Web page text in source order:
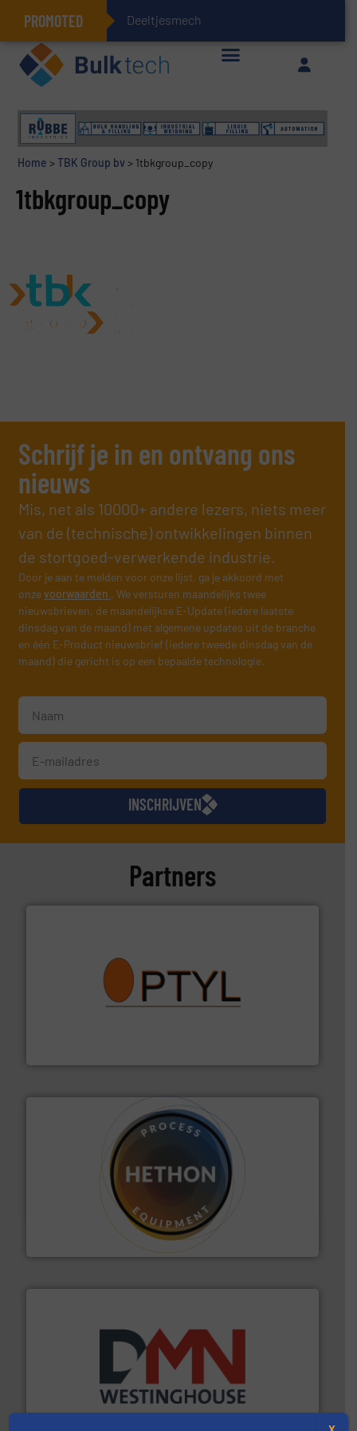
PROMOTED Deeltjesmechanica en
Home >TBK Group bv> 1tbkgroup_copy
1tbkgroup_copy
Schrijf je in en ontvang ons
nieuws
Mis, net als 10000+ andere lezers, niets meer
van de (technische) ontwikkelingen binnen
de stortgoed-verwerkende industrie.
Door je aan te melden voor onze lijst, ga je akkoord met
onzevoorwaarden . We versturen maandelijks twee
nieuwsbrieven, de maandelijkse E-Update (iedere laatste
dinsdag van de maand) met algemene updates uit de branche
en één E-Product nieuwsbrief (iedere tweede dinsdag van de
maand) die gericht is op een bepaalde technologie.
INSCHRIJVEN
Partners
aanspreekpunt voor uw vragen omtrent stof.
HETHON is wereldwijd specialist in poeder- en
vloeistofdosering, met name bij lastig te verwerken
Meer info ➜
Maatwerk in componenten voor de voedings-, dairy,
plastic-, (petro) chemische, farmaceutische,
mineralen-, energie en biomassa industrieën.